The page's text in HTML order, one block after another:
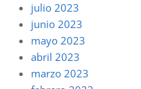
julio 2023
junio 2023
mayo 2023
abril 2023
marzo 2023